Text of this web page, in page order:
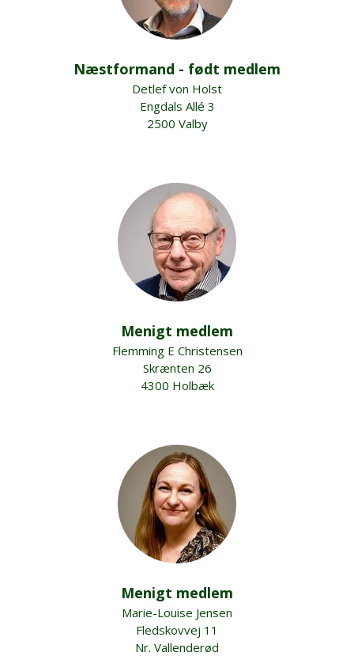
Næstformand - født medlem
Detlef von Holst
Engdals Allé 3
2500 Valby
Menigt medlem
Flemming E Christensen
Skrænten 26
4300 Holbæk
Menigt medlem
Marie-Louise Jensen
Fledskovvej 11
Nr. Vallenderød